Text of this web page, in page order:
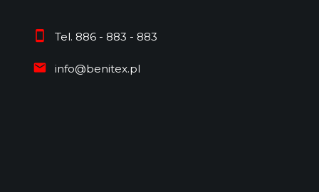
Tel. 886 - 883 - 883
info@benitex.pl